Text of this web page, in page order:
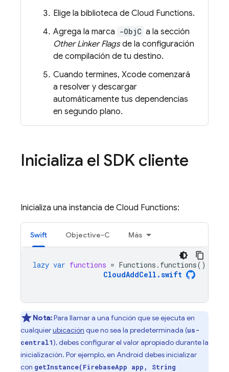
Elige la biblioteca de Cloud Functions.
Agrega la marca -ObjC a la sección
Other Linker Flagsde la configuración
de compilación de tu destino.
Cuando termines, Xcode comenzará
a resolver y descargar
automáticamente tus dependencias
en segundo plano.
Inicializa el SDK cliente
Inicializa una instancia de Cloud Functions:
Swift Objective-C Más
lazy var functions = Functions . functions()
CloudAddCell .swift
Nota:Para llamar a una función que se ejecuta en
cualquierubicación que no sea la predeterminada (us-
central1), debes configurar el valor apropiado durante la
inicialización. Por ejemplo, en Android debes inicializar
con getInstance(FirebaseApp app, String